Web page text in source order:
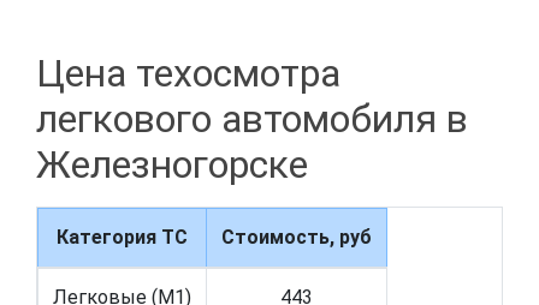
Цена техосмотра
легкового автомобиля в
Железногорске
Категория ТС Стоимость, руб
Легковые (M1) 443